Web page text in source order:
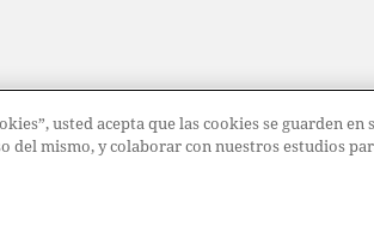
usted acepta que las cookies se guarden
del mismo, y colaborar con nuestros estudios